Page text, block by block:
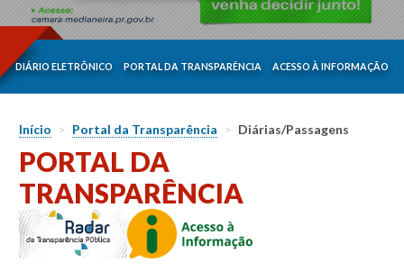
DIÁRIO ELETRÔNICO PORTAL DA TRANSPARÊNCIA ACESSO À INFORMAÇÃO
Início > Portal da Transparência > Diárias/Passagens
PORTAL DA
TRANSPARÊNCIA